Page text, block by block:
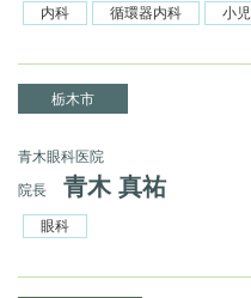
内科 循環器内科 小
栃木市
青木眼科医院
院長
青木 真祐
眼科